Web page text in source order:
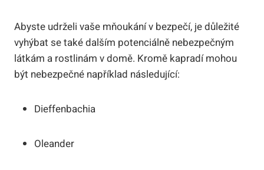
Abyste udrželi vaše mňoukání v bezpečí, je důležité
vyhýbat se také dalším potenciálně nebezpečným
látkám a rostlinám v domě. Kromě kapradí mohou
být nebezpečné například následující:
Dieffenbachia
Oleander